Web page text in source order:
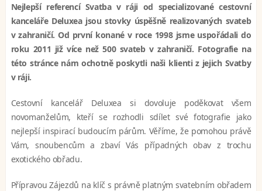
Nejlepší referencí Svatba v ráji od specializované cestovní
kanceláře Deluxea jsou stovky úspěšně realizovaných svateb
v zahraničí. Od první konané v roce 1998 jsme uspořádali do
roku 2011 již více než 500 svateb v zahraničí. Fotografie na
této stránce nám ochotně poskytli naši klienti z jejich Svatby
v ráji.
Cestovní kancelář Deluxea si dovoluje poděkovat všem
novomanželům, kteří se rozhodli sdílet své fotografie jako
nejlepší inspirací budoucím párům. Věříme, že pomohou právě
Vám, snoubencům a zbaví Vás případných obav z trochu
exotického obřadu.
Přípravou Zájezdů na klíč s právně platným svatebním obřadem